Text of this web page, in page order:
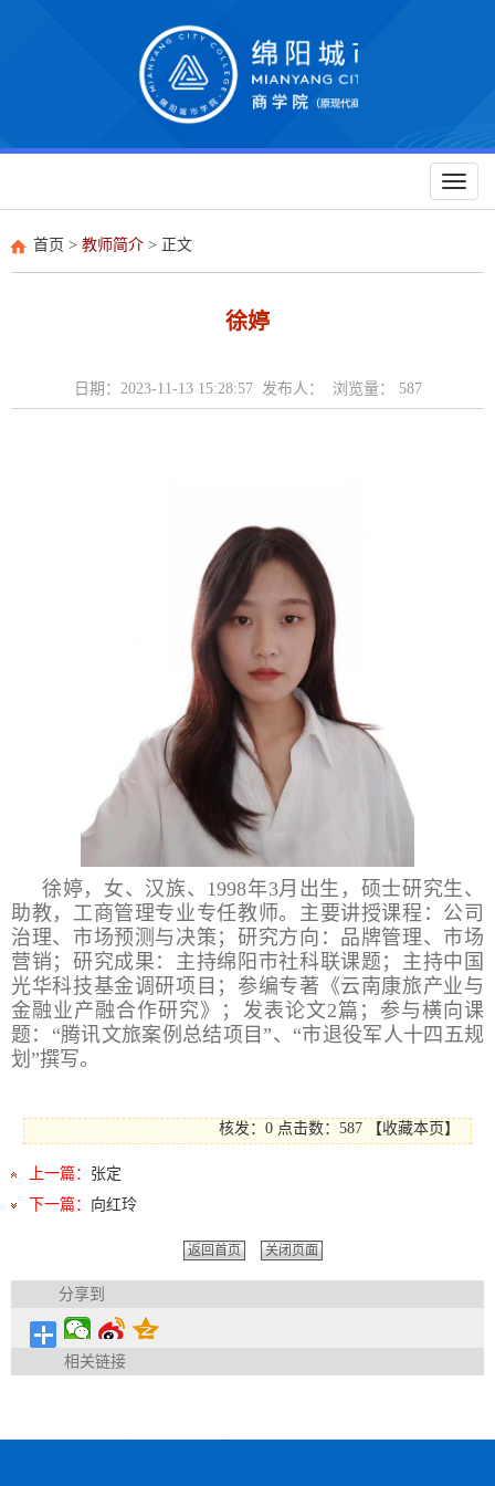
Toggle
首页 > 教师简介 > 正文
徐婷
日期：2023-11-13 15:28:57 发布人： 浏览量： 587
徐婷， 女、汉族、1998年3月出生，硕士研究生、
助教，工商管理专业专任教师。
主要讲授课程：公司
治理、市场预测与决策；研究方向：品牌管理、市场
营销；研究成果：主持绵阳市社科联课题；主持中国
光华科技基金调研项目；参编专著《云南康旅产业与
金融业产融合作研究》；发表论文2篇；参与横向课
题：“腾讯文旅案例总结项目”、“市退役军人十四五规
划”撰写。
核发：0 点击数：587 【收藏本页】
上一篇： 张定
下一篇： 向红玲
返回首页 关闭页面
分享到
相关链接